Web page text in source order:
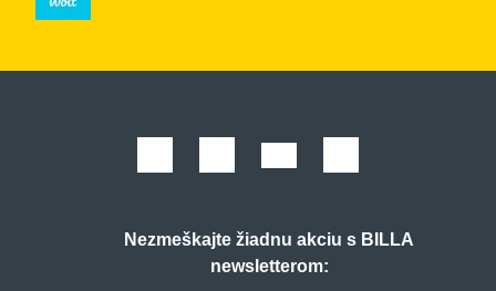
Nezmeškajte žiadnu akciu s BILLA
newsletterom: